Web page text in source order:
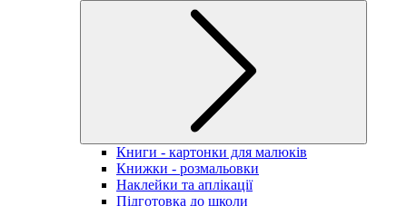
Книги - картонки для малюків
Книжки - розмальовки
Наклейки та аплікації
Підготовка до школи